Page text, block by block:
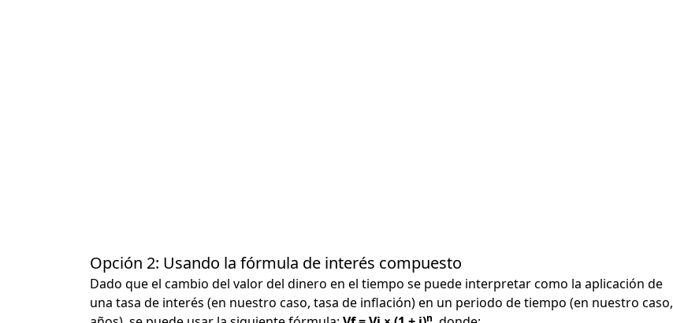
Opción 2: Usando la fórmula de interés compuesto
Dado que el cambio del valor del dinero en el tiempo se puede interpretar como la aplicación de
una tasa de interés (en nuestro caso, tasa de inflación) en un periodo de tiempo (en nuestro caso,
n